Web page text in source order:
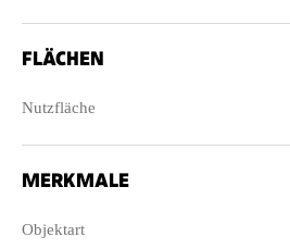
FLÄCHEN
Nutzfläche
MERKMALE
Objektart